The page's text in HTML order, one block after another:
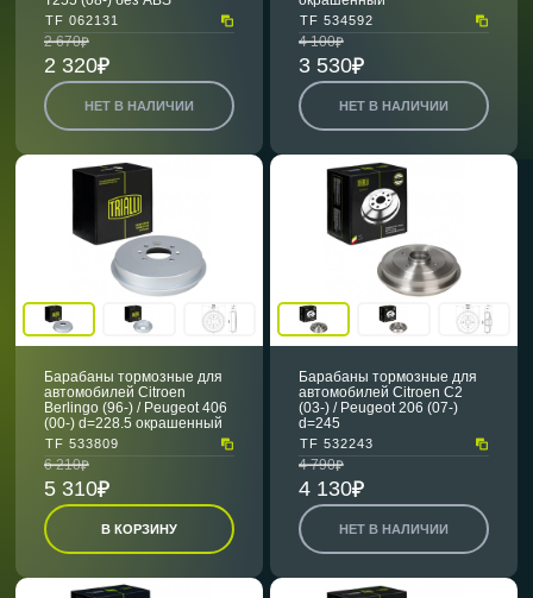
TF 062131
2 670
2 320
НЕТ В НАЛИЧИИ
TF 534592
4 100
3 530
НЕТ В НАЛИЧИИ
Барабаны тормозные для
автомобилей Citroen
Berlingo (96-) / Peugeot 406
(00-) d=228.5 окрашенный
TF 533809
6 210
5 310
В КОРЗИНУ
Барабаны тормозные для
автомобилей Citroen C2
(03-) / Peugeot 206 (07-)
d=245
TF 532243
4 790
4 130
НЕТ В НАЛИЧИИ